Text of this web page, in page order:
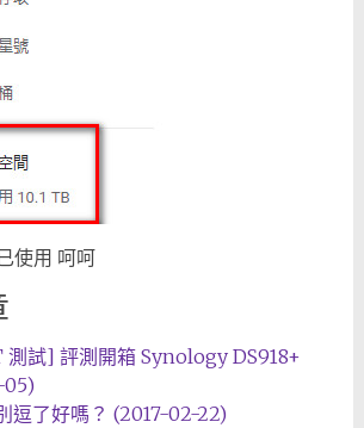
使用 呵呵
測試] 評測開箱 Synology DS918+
05)
逗了好嗎？ (2017-02-22)